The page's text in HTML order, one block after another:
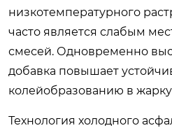
низкотемпературного
часто является слабым
смесей. Одновременно
добавка повышает
колейобразованию в
Технология холодного